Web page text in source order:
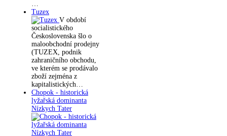
Tuzex
V období
socialistického
Československa šlo o
maloobchodní prodejny
(TUZEX, podnik
zahraničního obchodu,
ve kterém se prodávalo
zboží zejména z
kapitalistických…
Chopok - historická
lyžařská dominanta
Nízkych Tater